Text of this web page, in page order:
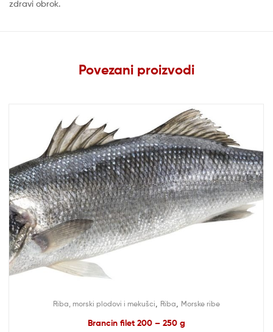
zdravi obrok.
Povezani proizvodi
Riba, morski plodovi i mekušci, Riba, Morske ribe
Brancin filet 200 – 250 g